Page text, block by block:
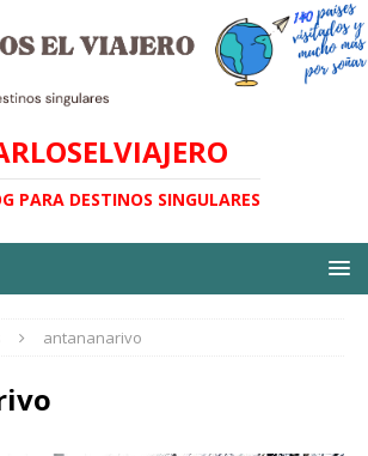
PARA DESTINOS SINGULARES
antananarivo